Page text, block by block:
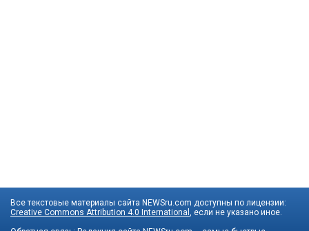
Все текстовые материалы сайта NEWSru.com доступны по лицензии:
Creative Commons Attribution 4.0 International
, если не указано иное.